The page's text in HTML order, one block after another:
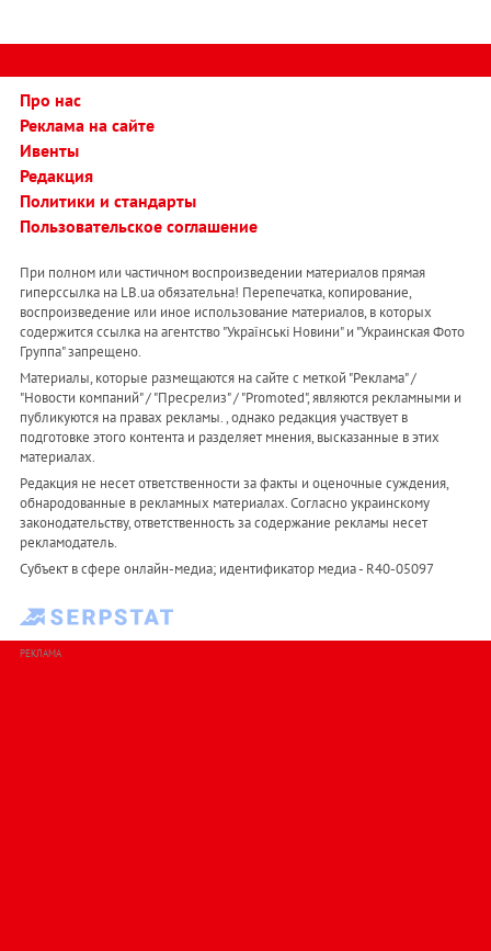
Про нас
Реклама на сайте
Ивенты
Редакция
Политики и стандарты
Пользовательское соглашение
При полном или частичном воспроизведении материалов прямая
гиперссылка на LB.ua обязательна! Перепечатка, копирование,
воспроизведение или иное использование материалов, в которых
содержится ссылка на агентство "Українськi Новини" и "Украинская Фото
Группа" запрещено.
Материалы, которые размещаются на сайте с меткой "Реклама" /
"Новости компаний" / "Пресрелиз" / "Promoted", являются рекламными и
публикуются на правах рекламы. , однако редакция участвует в
подготовке этого контента и разделяет мнения, высказанные в этих
материалах.
Редакция не несет ответственности за факты и оценочные суждения,
обнародованные в рекламных материалах. Согласно украинскому
законодательству, ответственность за содержание рекламы несет
рекламодатель.
Субъект в сфере онлайн-медиа; идентификатор медиа - R40-05097
РЕКЛАМА